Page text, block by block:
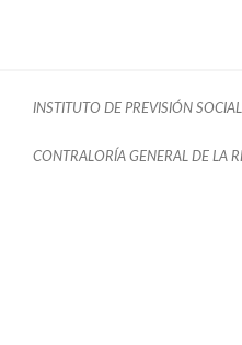
INSTITUTO DE PREVISIÓN SOCIAL
CONTRALORÍA GENERAL DE LA